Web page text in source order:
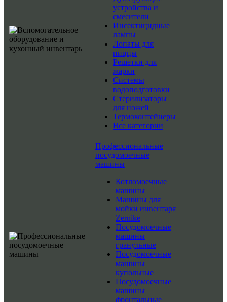
устройства и
смесители
Инсектицидные
лампы
Лопаты для
пиццы
Решетки для
жарки
Системы
водоподготовки
Стерилизаторы
для ножей
Термоконтейнеры
Все категории
Профессиональные
посудомоечные
машины
Котломоечные
машины
Машины для
мойки инвентаря
Zernike
Посудомоечные
машины
гранульные
Посудомоечные
машины
купольные
Посудомоечные
машины
фронтальные